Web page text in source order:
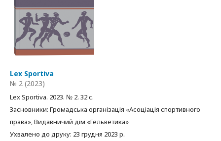
Lex Sportiva
№ 2 (2023)
Lex Sportiva. 2023. № 2. 32 с.
Засновники: Громадська організація «Асоціація спортивного
права», Видавничий дім «Гельветика»
Ухвалено до друку: 23 грудня 2023 р.